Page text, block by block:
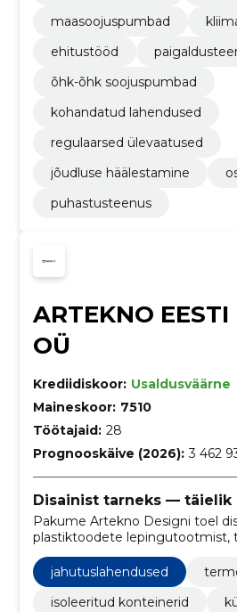
maasoojuspumbad
ehitustööd
õhk-õhk soojuspumbad
kohandatud lahendused
regulaarsed ülevaatused
jõudluse häälestamine
puhastusteenus
ARTEKNO EESTI
OÜ
Krediidiskoor: Usaldusväärne
Maineskoor: 7510
Töötajaid: 28
Prognooskäive (2026): 3 462
Disainist tarneks —
Pakume Artekno Designi toel
plastiktoodete lepingutootmist,
vastutustundlikku
tootmiskohta, sertifikaadid ja
usaldusväärse kvaliteedi ja tarne.
jahutuslahendused
isoleeritud konteinerid